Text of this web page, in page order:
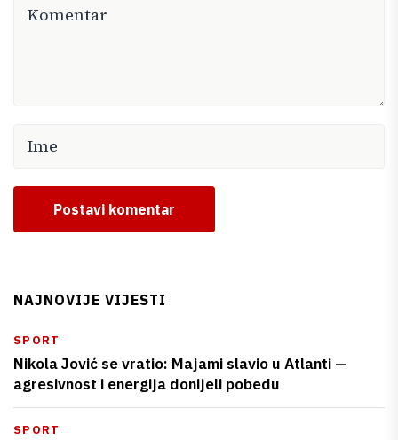
Postavi komentar
NAJNOVIJE VIJESTI
SPORT
Nikola Jović se vratio: Majami slavio u Atlanti —
agresivnost i energija donijeli pobedu
SPORT